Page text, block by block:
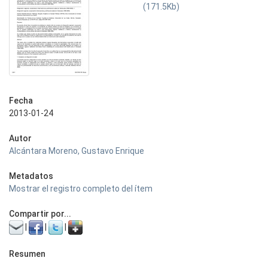
(171.5Kb)
Fecha
2013-01-24
Autor
Alcántara Moreno, Gustavo Enrique
Metadatos
Mostrar el registro completo del ítem
Compartir por...
Resumen